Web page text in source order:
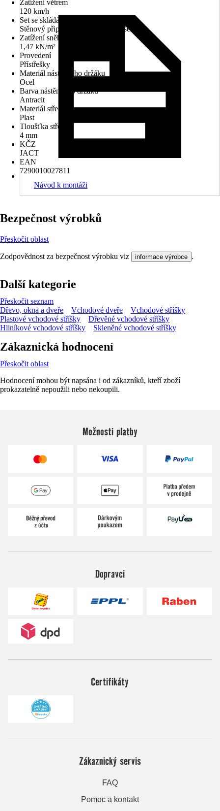
Zatížení větrem
120 km/h
Set se skládá z
Stěnový připojovací profil, Zastřešení
Zatížení sněhem
1,47 kN/m²
Provedení
Přístřešky
Materiál nástěnného držáku
Ocel
Barva nástěnného držáku
Antracit
Materiál střechy
Plast
Tloušťka střechy
4 mm
KČZ
JACT
EAN
7290010027811
Návod k montáži
Bezpečnost výrobků
Přeskočit oblast
Zodpovědnost za bezpečnost výrobku viz informace výrobce .
Další kategorie
Přeskočit seznam
Dřevo, okna a dveře
Vchodové dveře
Vchodové stříšky
Plastové vchodové stříšky
Dřevěné vchodové stříšky
Hliníkové vchodové stříšky
Skleněné vchodové stříšky
Zákaznická hodnocení
Přeskočit oblast
Hodnocení mohou být napsána i od zákazníků, kteří zboží
prokazatelně nepoužili nebo nekoupili.
Možnosti platby
Dopravci
Certifikáty
Zákaznický servis
FAQ
Pomoc a kontakt